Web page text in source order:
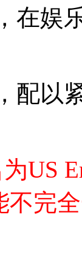
在娱
配以
US
不完